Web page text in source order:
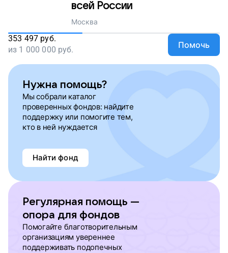
всей России
Москва
353 497 руб.
из 1 000 000 руб. Помочь
Нужна помощь?
Мы собрали каталог
проверенных фондов: найдите
поддержку или помогите тем,
кто в ней нуждается
Найти фонд
Регулярная помощь —
опора для фондов
Помогайте благотворительным
организациям увереннее
поддерживать подопечных